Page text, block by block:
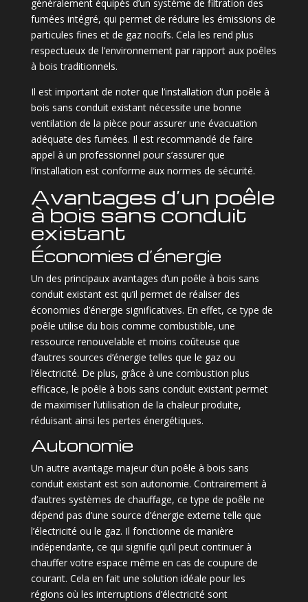
généralement équipés d’un système de filtration des
fumées intégré, qui permet de réduire les émissions de
particules fines et de gaz nocifs. Cela les rend plus
respectueux de l’environnement par rapport aux poêles
à bois traditionnels.
Il est important de noter que l’installation d’un poêle à
bois sans conduit existant nécessite une bonne
ventilation de la pièce pour assurer une évacuation
adéquate des fumées. Il est recommandé de faire
appel à un professionnel pour s’assurer que
l’installation est conforme aux normes de sécurité.
Avantages d’un poêle
à bois sans conduit
existant
Économies d’énergie
Un des principaux avantages d’un poêle à bois sans
conduit existant est qu’il permet de réaliser des
économies d’énergie significatives. En effet, ce type de
poêle utilise du bois comme combustible, une
ressource renouvelable et moins coûteuse que
d’autres sources d’énergie telles que le gaz ou
l’électricité. De plus, grâce à une combustion plus
efficace, le poêle à bois sans conduit existant permet
de maximiser l’utilisation de la chaleur produite,
réduisant ainsi les pertes énergétiques.
Autonomie
Un autre avantage majeur d’un poêle à bois sans
conduit existant est son autonomie. Contrairement à
d’autres systèmes de chauffage, ce type de poêle ne
dépend pas d’une source d’énergie externe telle que
l’électricité ou le gaz. Il fonctionne de manière
indépendante, ce qui signifie qu’il peut continuer à
chauffer votre espace même en cas de coupure de
courant. Cela en fait une solution idéale pour les
régions où les interruptions d’électricité sont